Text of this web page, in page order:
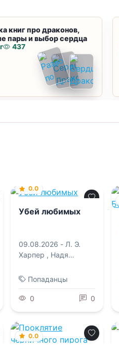
книг про драконов,
пары и выбор сердца
437
0.0
Убей любимых
09.08.2026 - Л. Э.
Харпер , Надя
Попаданцы
0 0
0.0